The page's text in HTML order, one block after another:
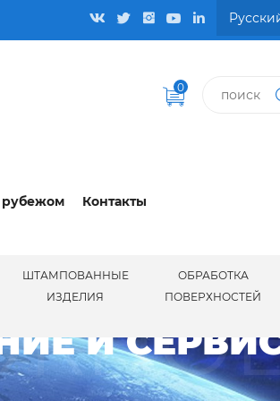
0
Контакты
ШТАМПОВАННЫЕ
ИЗДЕЛИЯ
ОБРАБОТКА
ПОВЕРХНОСТЕЙ
И